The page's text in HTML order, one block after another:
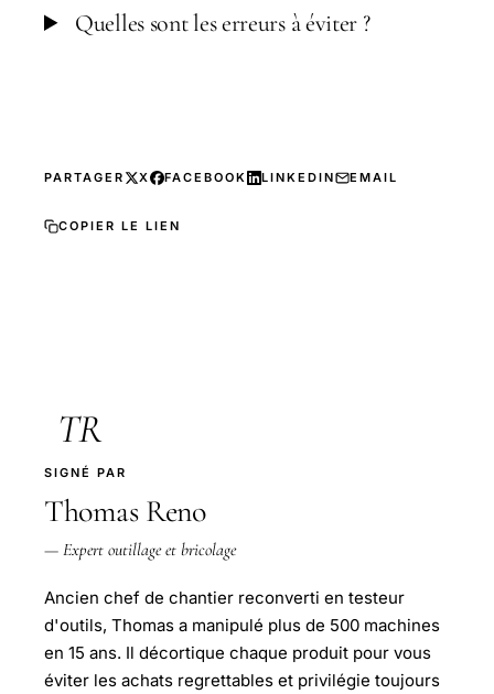
Quelles sont les erreurs à éviter ?
PARTAGER X FACEBOOK LINKEDIN EMAIL
COPIER LE LIEN
TR
SIGNÉ PAR
Thomas Reno
— Expert outillage et bricolage
Ancien chef de chantier reconverti en testeur
d'outils, Thomas a manipulé plus de 500 machines
en 15 ans. Il décortique chaque produit pour vous
éviter les achats regrettables et privilégie toujours